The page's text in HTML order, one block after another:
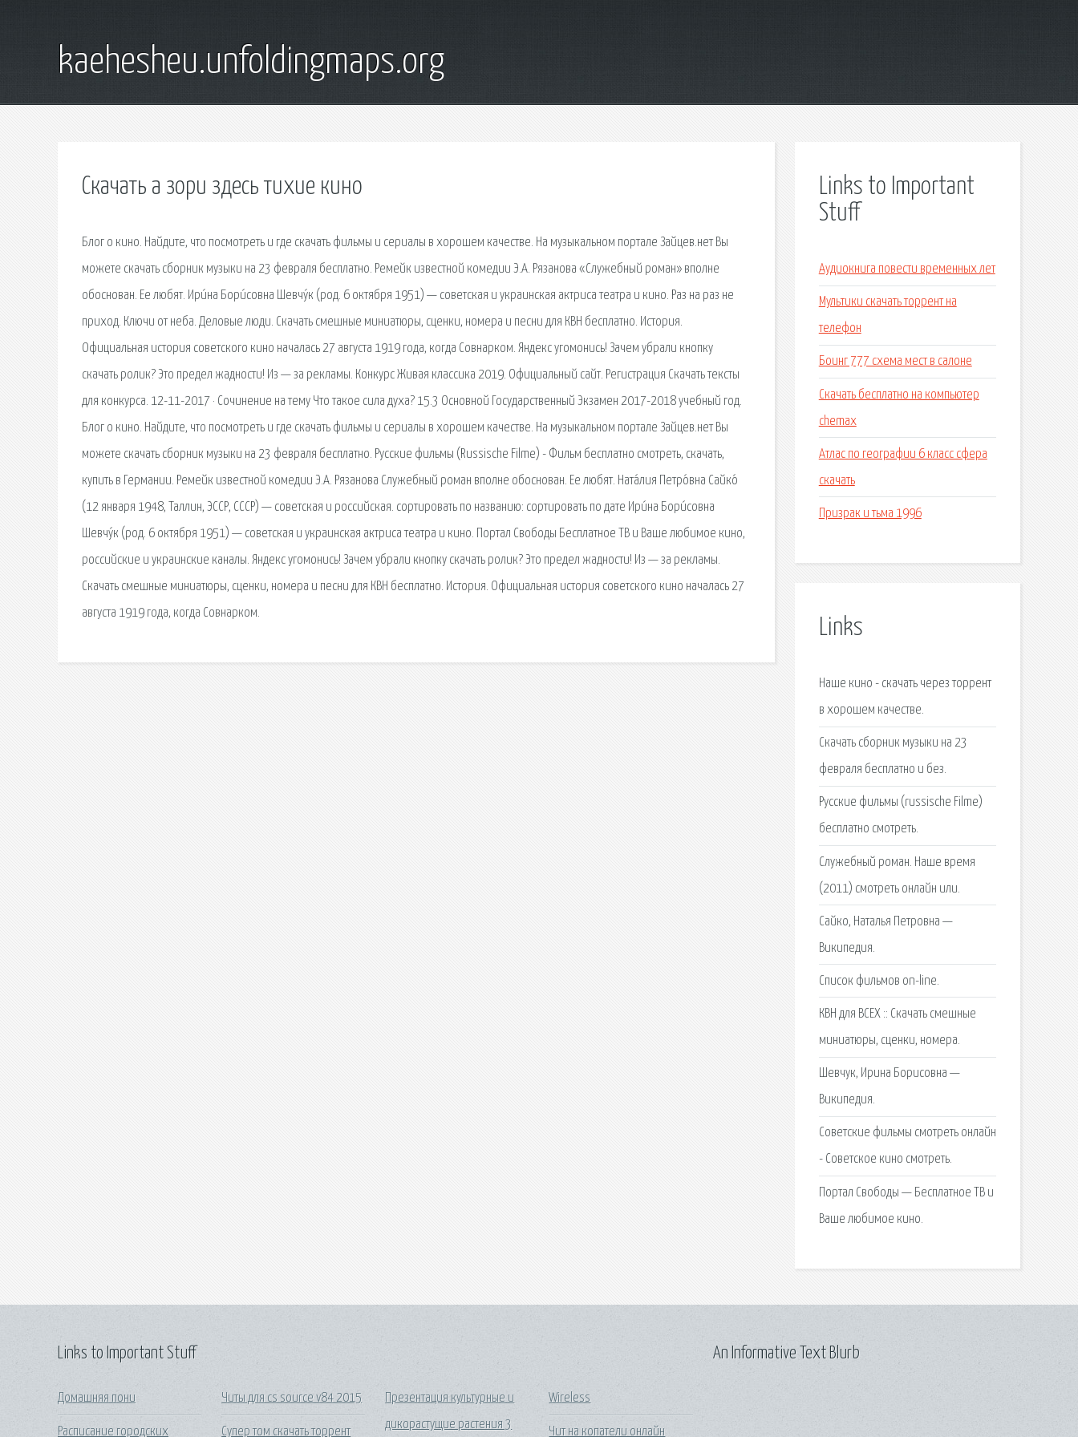
kaehesheu.unfoldingmaps.org
Скачать а зори здесь тихие кино
Блог о кино. Найдите, что посмотреть и где скачать фильмы и сериалы в хорошем качестве. На музыкальном портале Зайцев.нет Вы
можете скачать сборник музыки на 23 февраля бесплатно. Ремейк известной комедии Э.А. Рязанова «Служебный роман» вполне
обоснован. Ее любят. Ири́на Бори́совна Шевчу́к (род. 6 октября 1951) — советская и украинская актриса театра и кино. Раз на раз не
приход. Ключи от неба. Деловые люди. Скачать смешные миниатюры, сценки, номера и песни для КВН бесплатно. История.
Официальная история советского кино началась 27 августа 1919 года, когда Совнарком. Яндекс угомонись! Зачем убрали кнопку
скачать ролик? Это предел жадности! Из — за рекламы. Конкурс Живая классика 2019. Официальный сайт. Регистрация Скачать тексты
для конкурса. 12-11-2017 · Сочинение на тему Что такое сила духа? 15.3 Основной Государственный Экзамен 2017-2018 учебный год.
Блог о кино. Найдите, что посмотреть и где скачать фильмы и сериалы в хорошем качестве. На музыкальном портале Зайцев.нет Вы
можете скачать сборник музыки на 23 февраля бесплатно. Русские фильмы (Russische Filme) - Фильм бесплатно смотреть, скачать,
купить в Германии. Ремейк известной комедии Э.А. Рязанова Служебный роман вполне обоснован. Ее любят. Ната́лия Петро́вна Сайко́
(12 января 1948, Таллин, ЭССР, СССР) — советская и российская. сортировать по названию: сортировать по дате Ири́на Бори́совна
Шевчу́к (род. 6 октября 1951) — советская и украинская актриса театра и кино. Портал Свободы Бесплатное ТВ и Ваше любимое кино,
российские и украинские каналы. Яндекс угомонись! Зачем убрали кнопку скачать ролик? Это предел жадности! Из — за рекламы.
Скачать смешные миниатюры, сценки, номера и песни для КВН бесплатно. История. Официальная история советского кино началась 27
августа 1919 года, когда Совнарком.
Links to Important
Stuff
Аудиокнига повести временных лет
Мультики скачать торрент на
телефон
Боинг 777 схема мест в салоне
Скачать бесплатно на компьютер
chemax
Атлас по географии 6 класс сфера
скачать
Призрак и тьма 1996
Links
Наше кино - скачать через торрент
в хорошем качестве.
Скачать сборник музыки на 23
февраля бесплатно и без.
Русские фильмы (russische Filme)
бесплатно смотреть.
Служебный роман. Наше время
(2011) смотреть онлайн или.
Сайко, Наталья Петровна —
Википедия.
Список фильмов on-line.
КВН для ВСЕХ :: Скачать смешные
миниатюры, сценки, номера.
Шевчук, Ирина Борисовна —
Википедия.
Советские фильмы смотреть онлайн
- Советское кино смотреть.
Портал Свободы — Бесплатное ТВ и
Ваше любимое кино.
Links to Important Stuff
Домашняя пони
Расписание городских
Читы для cs source v84 2015
Супер том скачать торрент
Презентация культурные и
дикорастущие растения 3
Wireless
Чит на копатели онлайн
An Informative Text Blurb